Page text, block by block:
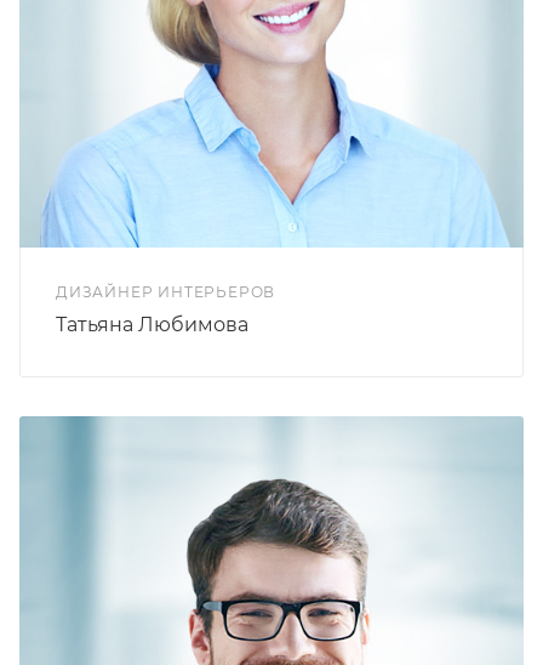
ДИЗАЙНЕР ИНТЕРЬЕРОВ
Татьяна Любимова